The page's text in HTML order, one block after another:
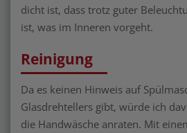
dicht ist, dass trotz guter
ist, was im Inneren vorgeht.
Reinigung
Da es keinen Hinweis auf
Glasdrehtellers gibt, würde ich
die Handwäsche anraten. Mit